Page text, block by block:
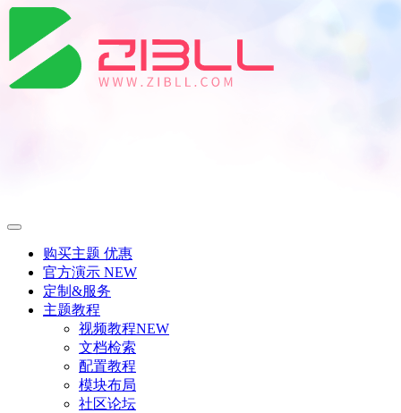
购买主题 优惠
官方演示 NEW
定制&服务
主题教程
视频教程NEW
文档检索
配置教程
模块布局
社区论坛